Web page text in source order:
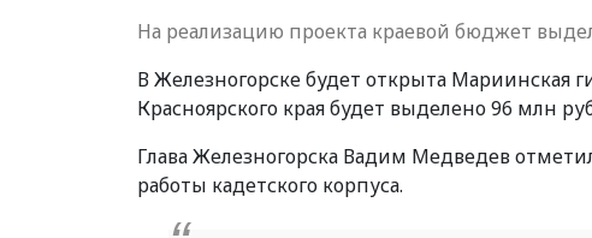
На реализацию проекта краевой бюджет
В Железногорске будет открыта Мариинская
Красноярского края будет выделено 96 млн
Глава Железногорска Вадим Медведев
работы кадетского корпуса.